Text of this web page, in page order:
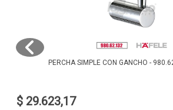
PERCHA SIMPLE CON GANCHO -
$ 29.623,17